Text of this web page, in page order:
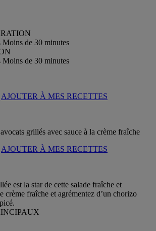
Moins de 30 minutes
Moins de 30 minutes
AJOUTER À MES RECETTES
AJOUTER À MES RECETTES
est la star de cette salade fraîche et
crème fraîche et agrémentez d’un chorizo